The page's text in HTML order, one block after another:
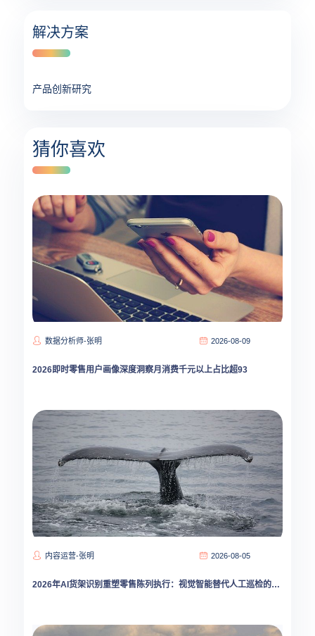
解决方案
产品创新研究
猜你喜欢
数据分析师-张明 2026-08-09
2026即时零售用户画像深度洞察月消费千元以上占比超93
内容运营-张明 2026-08-05
2026年AI货架识别重塑零售陈列执行：视觉智能替代人工巡检的拐点已至